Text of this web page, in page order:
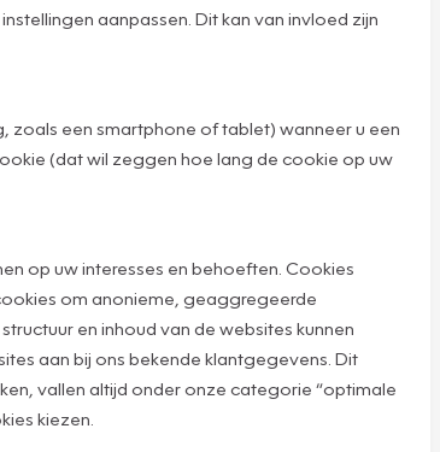
aanpassen. Dit kan van invloed zijn
een smartphone of tablet) wanneer u een
(dat wil zeggen hoe lang de cookie op uw
op uw interesses en behoeften. Cookies
om anonieme, geaggregeerde
en inhoud van de websites kunnen
aan bij ons bekende klantgegevens. Dit
vallen altijd onder onze categorie “optimale
kiezen.